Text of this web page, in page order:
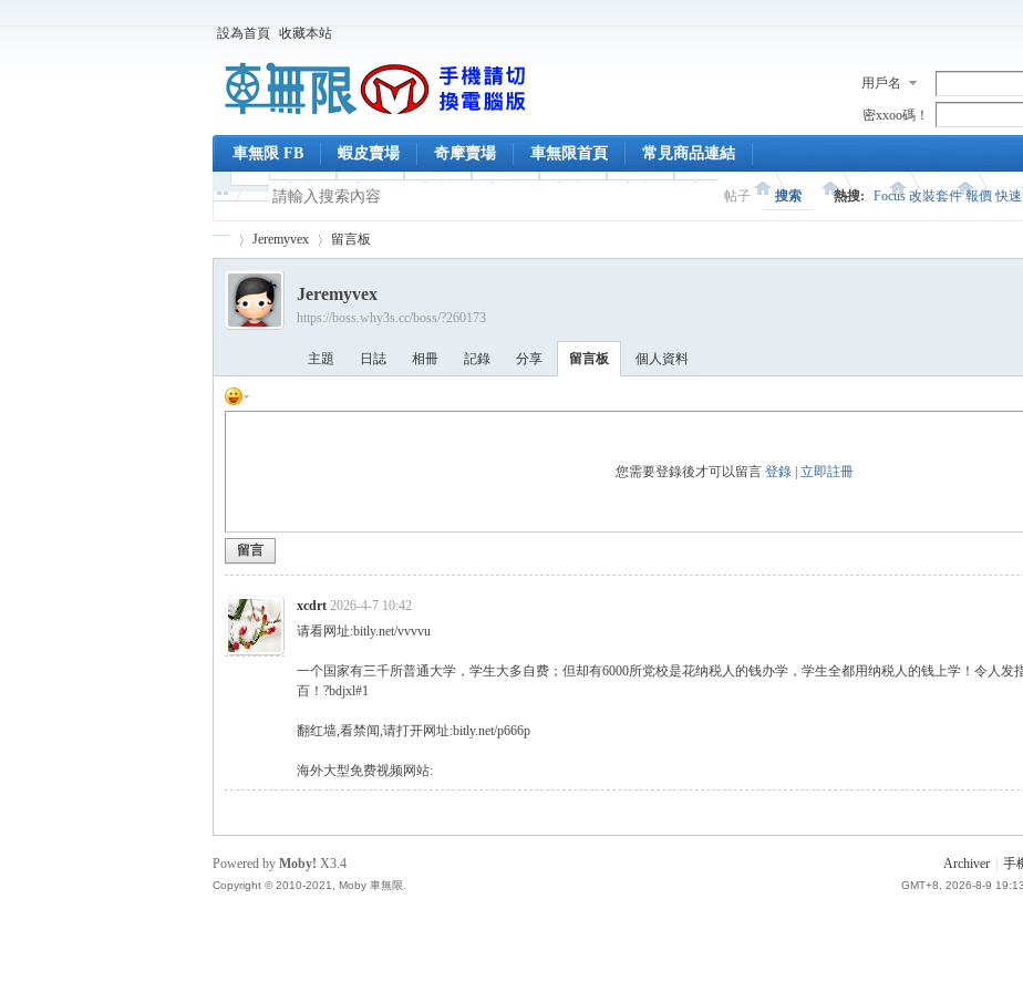
設為首頁 收藏本站
用戶名
密xxoo碼！
車無限 FB 蝦皮賣場 奇摩賣場 車無限首頁 常見商品連結
帖子 搜索 熱搜: Focus 改裝套件 報價 快
›
Jeremyvex 留言板
Jeremyvex
https://boss.why3s.cc/boss/?260173
主題 日誌 相冊 記錄 分享 留言板 個人資料
您需要登錄後才可以留言登錄 |立即註冊
留言
xcdrt 2026-4-7 10:42
请看网址:bitly.net/vvvvu
一个国家有三千所普通大学，学生大多自费；但却有6000所党校是花纳税人的钱办学，学生全都用纳税人的钱上学！令人发
百！?bdjxl#1
翻红墙,看禁闻,请打开网址:bitly.net/p666p
海外大型免费视频网站:
Archiver 手
GMT+8, 2026-8-9 19:13
Powered by Moby! X3.4
Copyright © 2010-2021, Moby 車無限.